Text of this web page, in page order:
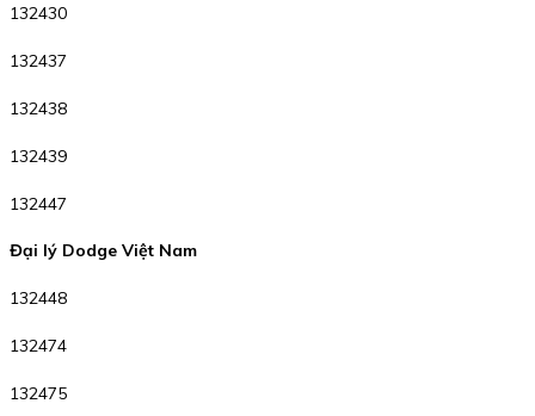
132430
132437
132438
132439
132447
Đại lý Dodge Việt Nam
132448
132474
132475